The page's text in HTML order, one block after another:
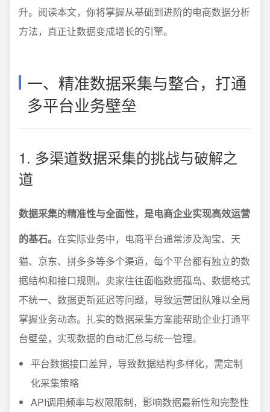
升。阅读本文，你将掌握从基础到进阶的电商数据分析
方法，真正让数据变成增长的引擎。
一、精准数据采集与整合，打通
多平台业务壁垒
1. 多渠道数据采集的挑战与破解之
道
数据采集的精准性与全面性，是电商企业实现高效运营
的基石。 在实际业务中，电商平台通常涉及淘宝、天
猫、京东、拼多多等多个渠道，每个平台都有独立的数
据结构和接口规则。卖家往往面临数据孤岛、数据格式
不统一、数据更新延迟等问题，导致运营团队难以全局
掌握业务动态。扎实的数据采集方案能帮助企业打通平
台壁垒，实现数据的自动汇总与统一管理。
平台数据接口差异，导致数据结构多样化，需定制
化采集策略
API调用频率与权限限制，影响数据最新性和完整性